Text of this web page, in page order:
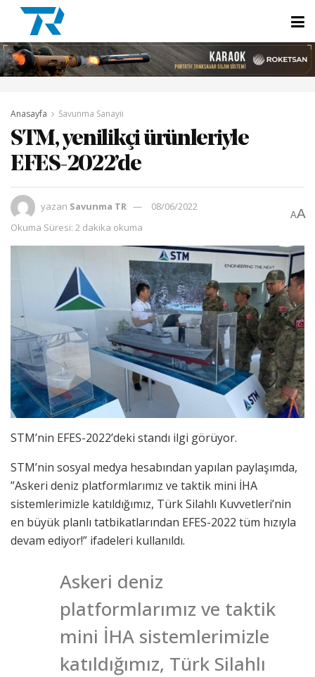
Anasayfa Savunma Sanayii
STM, yenilikçi ürünleriyle
EFES-2022’de
yazan Savunma TR
08/06/2022
Okuma Süresi: 2 dakika okuma
AA
STM’nin EFES-2022’deki standı ilgi görüyor.
STM’nin sosyal medya hesabından yapılan paylaşımda,
”Askeri deniz platformlarımız ve taktik mini İHA
sistemlerimizle katıldığımız, Türk Silahlı Kuvvetleri’nin
en büyük planlı tatbikatlarından EFES-2022 tüm hızıyla
devam ediyor!” ifadeleri kullanıldı.
Askeri deniz
platformlarımız ve taktik
mini İHA sistemlerimizle
katıldığımız, Türk Silahlı